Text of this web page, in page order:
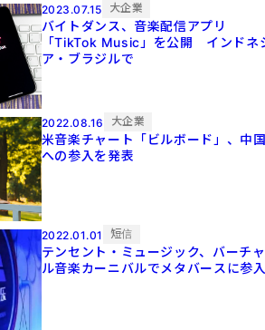
2023.07.15 大企業
バイトダンス、音楽配信アプリ
「TikTok Music」を公開 インドネ
ア・ブラジルで
2022.08.16 大企業
米音楽チャート「ビルボード」、中
への参入を発表
2022.01.01 短信
テンセント・ミュージック、バーチャ
ル音楽カーニバルでメタバースに参